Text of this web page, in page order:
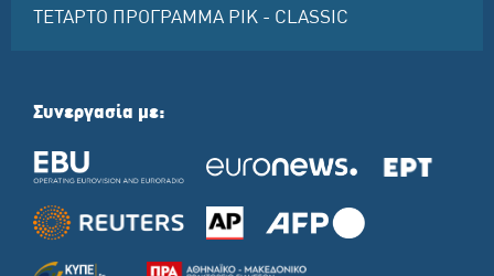
ΤΕΤΑΡΤΟ ΠΡΟΓΡΑΜΜΑ ΡΙΚ - CLASSIC
Συνεργασία με: